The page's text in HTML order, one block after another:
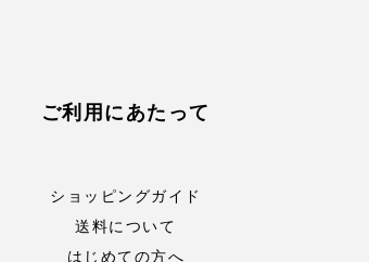
ご利用にあたって
ショッピングガイド
送料について
はじめての方へ